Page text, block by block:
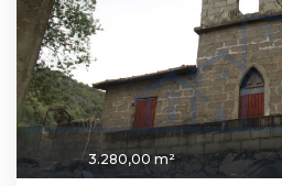
3.280,00 m²